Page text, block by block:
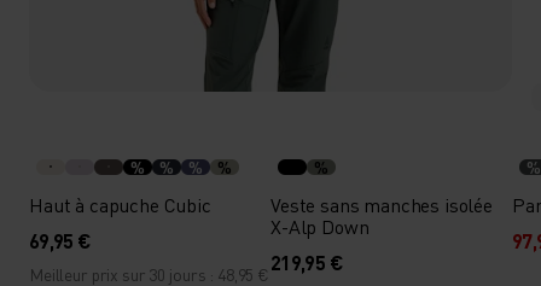
% % % %
Haut à capuche Cubic
69,95 €
Meilleur prix sur 30 jours : 48,95 €
%
Veste sans manches isolée
X-Alp Down
219,95 €
%